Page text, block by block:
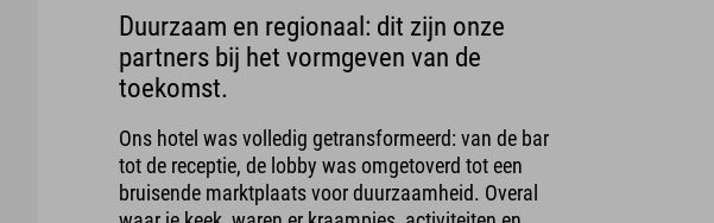
Duurzaam en regionaal: dit zijn onze
partners bij het vormgeven van de
toekomst.
Ons hotel was volledig getransformeerd: van de bar
tot de receptie, de lobby was omgetoverd tot een
bruisende marktplaats voor duurzaamheid. Overal